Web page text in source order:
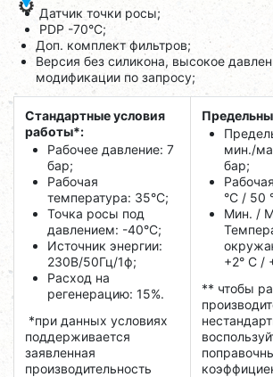
Датчик точки росы;
PDP -70°C;
Доп. комплект фильтров;
Версия без силикона, высокое
модификации по запросу;
Стандартные условия
работы*:
Рабочее давление: 7
бар;
Рабочая
температура: 35°C;
Точка росы под
давлением: -40°C;
Источник энергии:
230В/50Гц/1ф;
Расход на
регенерацию: 15%.
*при данных условиях
поддерживается
заявленная
производительность
мин./
бар;
°C / 50
Мин. /
+2° С /
** чтобы